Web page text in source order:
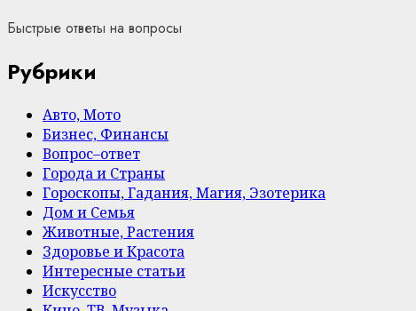
Быстрые ответы на вопросы
Рубрики
Авто, Мото
Бизнес, Финансы
Вопрос–ответ
Города и Страны
Гороскопы, Гадания, Магия, Эзотерика
Дом и Семья
Животные, Растения
Здоровье и Красота
Интересные статьи
Искусство